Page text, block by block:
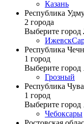
Казань
Республика
2 города
Выберите город
Ижевск
Республика
1 город
Выберите город
Грозный
Республика
1 город
Выберите город
Чебоксары